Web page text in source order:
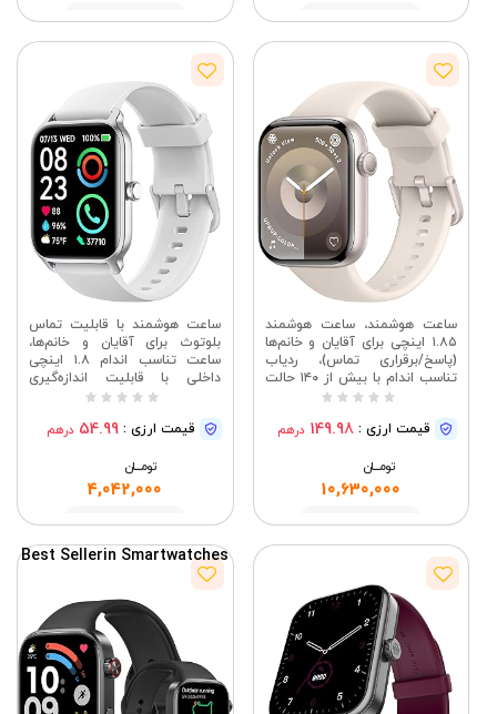
مشاهده
مشاهده
ساعت هوشمند، ساعت هوشمند
۱.۸۵ اینچی برای آقایان و خانم‌ها
(پاسخ/برقراری تماس)، ردیاب
تناسب اندام با بیش از ۱۴۰ حالت
گام‌شمار، ردیاب فعالیت برای
قیمت ارزی : 149.98 درهم
تومــــــان
10,630,000
مشاهده
ساعت هوشمند با قابلیت تماس
بلوتوث برای آقایان و خانم‌ها،
ساعت تناسب اندام ۱.۸ اینچی
داخلی با قابلیت اندازه‌گیری
اکسیژن خون، ضربان قلب، خواب،
قیمت ارزی : 54.99 درهم
تومــــــان
4,042,000
مشاهده
Best Sellerin Smartwatches